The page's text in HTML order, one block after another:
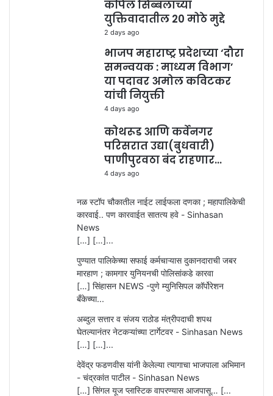
कपिल सिब्बलांच्या
युक्तिवादातील 20 मोठे मुद्दे
2 days ago
भाजप महाराष्ट्र प्रदेशच्या ‘दौरा
समन्वयक : माध्यम विभाग’
या पदावर अमोल कविटकर
यांची नियुक्ती
4 days ago
कोथरूड आणि कर्वेनगर
परिसरात उद्या(बुधवारी)
पाणीपुरवठा बंद राहणार…
4 days ago
नळ स्टॉप चौकातील नाईट लाईफला दणका ; महापालिकेची
कारवाई.. पण कारवाईत सातत्य हवे - Sinhasan
News
[…] […]...
पुण्यात पालिकेच्या सफाई कर्मचाऱ्यास दुकानदाराची जबर
मारहाण ; कामगार युनियनची पोलिसांकडे कारवा
[…] सिंहासन NEWS -पुणे म्युनिसिपल कॉर्पोरेशन
बँकेच्या...
अब्दुल सत्तार व संजय राठोड मंत्रीपदाची शपथ
घेतल्यानंतर नेटकऱ्यांच्या टार्गेटवर - Sinhasan News
[…] […]...
देवेंद्र फडणवीस यांनी केलेल्या त्यागाचा भाजपाला अभिमान
- चंद्रकांत पाटील - Sinhasan News
[…] सिंगल यूज प्लास्टिक वापरण्यास आजपासू… [...